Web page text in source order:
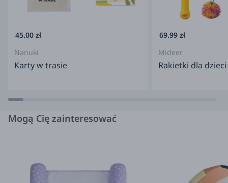
Dublin, DO7 P4AX Ireland Importer: B.est Toys Polska,
Agnieszka Lewicka-Łydek ul. Daszyńskiego 10, 32-065
45.00 zł
Nanuki
Karty w trasie
69.99 zł
Mideer
Rakietki dla dzieci
Mogą Cię zainteresować